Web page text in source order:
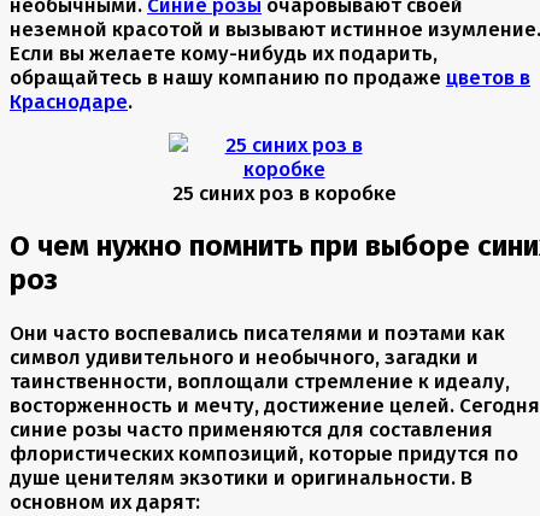
необычными. Синие розы очаровывают своей
неземной красотой и вызывают истинное изумление.
Если вы желаете кому-нибудь их подарить,
обращайтесь в нашу компанию по продаже цветов в
Краснодаре.
25 синих роз в коробке
О чем нужно помнить при выборе
роз
Они часто воспевались писателями и поэтами как
символ удивительного и необычного, загадки и
таинственности, воплощали стремление к идеалу,
восторженность и мечту, достижение целей. Сегодня
синие розы часто применяются для составления
флористических композиций, которые придутся по
душе ценителям экзотики и оригинальности. В
основном их дарят: